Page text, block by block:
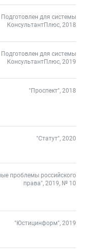
Подготовлен для системы
КонсультантПлюс, 2018
Подготовлен для системы
КонсультантПлюс, 2019
"Проспект", 2018
"Статут", 2020
проблемы российского
права", 2019, № 10
"Юстицинформ", 2019